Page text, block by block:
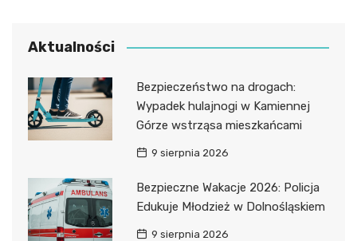
Aktualności
Bezpieczeństwo na drogach:
Wypadek hulajnogi w Kamiennej
Górze wstrząsa mieszkańcami
9 sierpnia 2026
Bezpieczne Wakacje 2026: Policja
Edukuje Młodzież w Dolnośląskiem
9 sierpnia 2026